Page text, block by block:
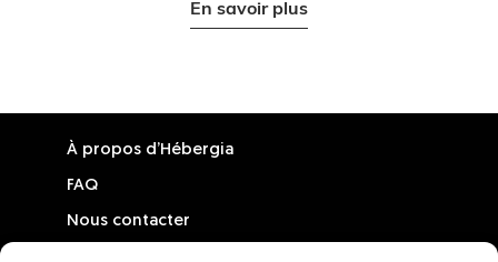
En savoir plus
À propos d’Hébergia
FAQ
Nous contacter